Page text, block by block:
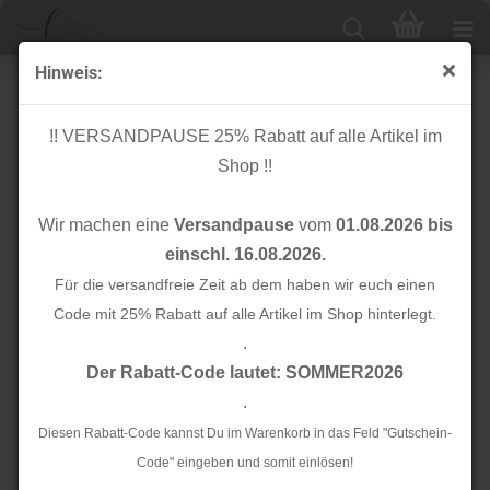
Hinweis:
!! VERSANDPAUSE 25% Rabatt auf alle Artikel im
Shop !!
Wir machen eine Versandpausevom 01.08.2026 bis
einschl. 16.08.2026.
Für die versandfreie Zeit ab dem haben wir euch einen
Code mit 25% Rabatt auf alle Artikel im Shop hinterlegt.
.
Der Rabatt-Code lautet: SOMMER2026
.
Diesen Rabatt-Code kannst Du im Warenkorb in das Feld "Gutschein-
Code" eingeben und somit einlösen!
Jacquard Waffelpique Baumwolle - Star - senf